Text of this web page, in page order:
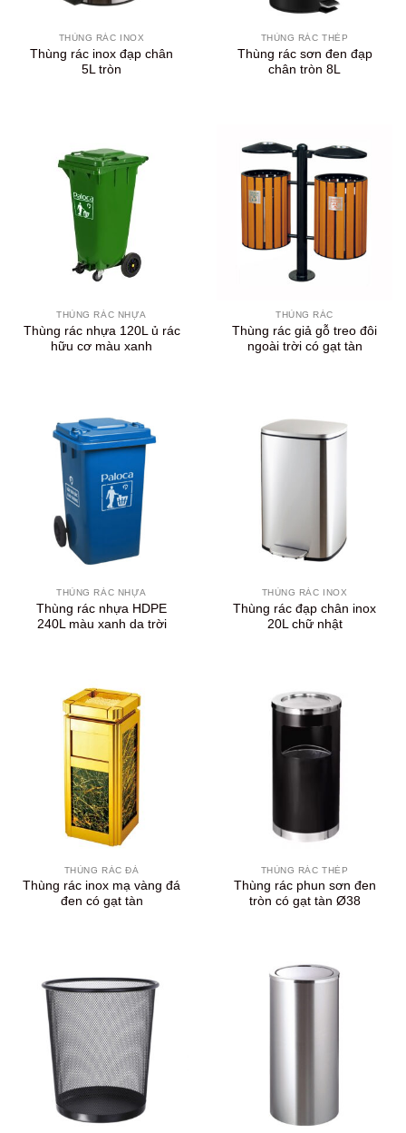
THÙNG RÁC INOX
Thùng rác inox đạp chân
5L tròn
THÙNG RÁC THÉP
Thùng rác sơn đen đạp
chân tròn 8L
THÙNG RÁC NHỰA
Thùng rác nhựa 120L ủ rác
hữu cơ màu xanh
THÙNG RÁC
Thùng rác giả gỗ treo đôi
ngoài trời có gạt tàn
THÙNG RÁC NHỰA
Thùng rác nhựa HDPE
240L màu xanh da trời
THÙNG RÁC INOX
Thùng rác đạp chân inox
20L chữ nhật
THÙNG RÁC ĐÁ
Thùng rác inox mạ vàng đá
đen có gạt tàn
THÙNG RÁC THÉP
Thùng rác phun sơn đen
tròn có gạt tàn Ø38